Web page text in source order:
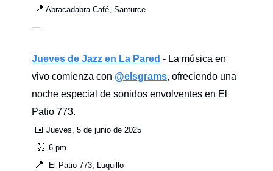
📍 Abracadabra Café, Santurce
—
Jueves de Jazz en La Pared - La música en
vivo comienza con @elsgrams, ofreciendo una
noche especial de sonidos envolventes en El
Patio 773.
📅 Jueves, 5 de junio de 2025
⏰ 6 pm
📍 El Patio 773, Luquillo